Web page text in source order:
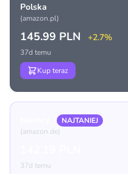
Polska
(amazon.pl)
145.99 PLN +2.7%
37d temu
Kup teraz
NAJTANIEJ
(amazon.de)
37d temu